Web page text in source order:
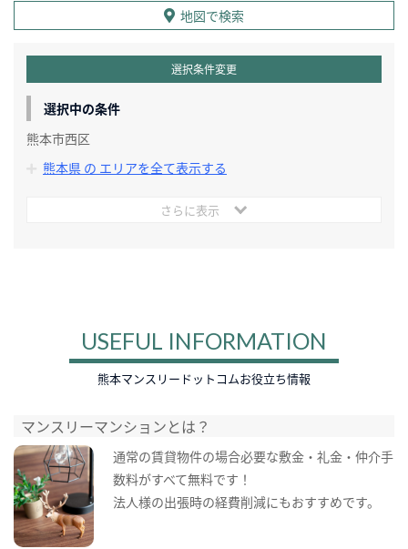
地図で検索
選択条件変更
選択中の条件
熊本市西区
熊本県 の エリアを全て表示する
さらに表示
USEFUL INFORMATION
熊本マンスリードットコムお役立ち情報
マンスリーマンションとは？
通常の賃貸物件の場合必要な敷金・礼金・仲介手
数料がすべて無料です！
法人様の出張時の経費削減にもおすすめです。